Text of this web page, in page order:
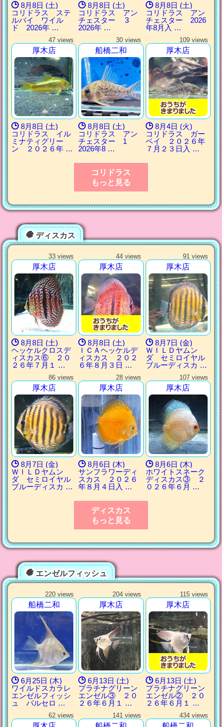
8月8日 (土)
コリドラス ステ
ルバイ ワイル
ド 2026年 …
8月8日 (土)
コリドラス アン
チェスター 3
2026年 …
8月8日 (土)
コリドラス アン
チェスター 2026
年8月入 …
47 views
厚木店
8月8日 (土)
コリドラス イル
ミナティグリー
ン ２０２６年 …
30 views
船橋二和
8月8日 (土)
コリドラス アン
チェスター 1
2026年8 …
109 views
厚木店
8月4日 (火)
コリドラス ガー
ベイ ２０２６年
７月２３日入 …
コリドラス
もっと見る
ディスカス
33 views
厚木店
8月8日 (土)
ヘッケルクロスデ
ィスカス⑥ ２０
２６年７月１ …
44 views
厚木店
8月8日 (土)
ＩＣＡヘッケルデ
ィスカス ２０２
６年８月３日 …
91 views
厚木店
8月7日 (金)
ＷＩＬＤヤムン
ダ セミロイヤル
ブルーディスカ …
86 views
厚木店
8月7日 (金)
ＷＩＬＤヤムン
ダ セミロイヤル
ブルーディスカ …
28 views
厚木店
8月6日 (木)
サンフラワーディ
スカス ２０２６
年８月４日入 …
107 views
厚木店
8月6日 (木)
ホワイトスネーク
ディスカス③ ２
０２６年６月 …
ディスカス
もっと見る
エンゼルフィッシュ
220 views
船橋二和
6月25日 (木)
ワイルドスカラレ
エンゼルフィッシ
ュ バルセロ …
204 views
厚木店
6月13日 (土)
プラチナグリーン
エンゼル③ ２０
２６年６月１ …
115 views
厚木店
6月13日 (土)
プラチナグリーン
エンゼル② ２０
２６年６月１ …
62 views 141 views 434 views